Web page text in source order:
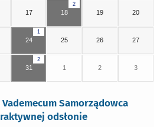
17
2
18 19 20
1
24 25 26 27
2
31 1 2 3
Samorządowca
odsłonie